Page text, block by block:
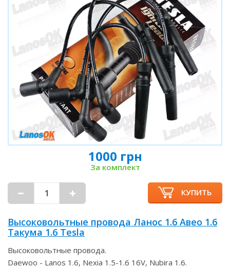
1000 грн
За комплект
КУПИТЬ
Высоковольтные провода Ланос 1.6 Авео 1.6
Такума 1.6 Tesla
Высоковольтные провода.
Daewoo - Lanos 1.6, Nexia 1.5-1.6 16V, Nubira 1.6.